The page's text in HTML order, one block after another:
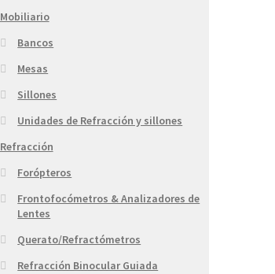
Mobiliario
Bancos
Mesas
Sillones
Unidades de Refracción y sillones
Refracción
Forópteros
Frontofocómetros & Analizadores de
Lentes
Querato/Refractómetros
Refracción Binocular Guiada